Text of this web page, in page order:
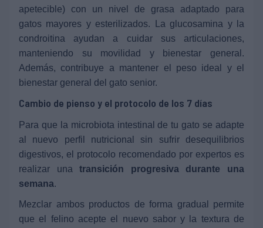
apetecible) con un nivel de grasa adaptado para
gatos mayores y esterilizados. La glucosamina y la
condroitina ayudan a cuidar sus articulaciones,
manteniendo su movilidad y bienestar general.
Además, contribuye a mantener el peso ideal y el
bienestar general del gato senior.
Cambio de pienso y el protocolo de los 7 días
Para que la microbiota intestinal de tu gato se adapte
al nuevo perfil nutricional sin sufrir desequilibrios
digestivos, el protocolo recomendado por expertos es
realizar unatransición progresiva durante una
semana.
Mezclar ambos productos de forma gradual permite
que el felino acepte el nuevo sabor y la textura de